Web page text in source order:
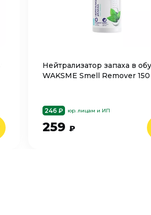
Нейтрализатор запаха в
WAKSME Smell Remover
246 ₽ юр. лицам и ИП
259 ₽